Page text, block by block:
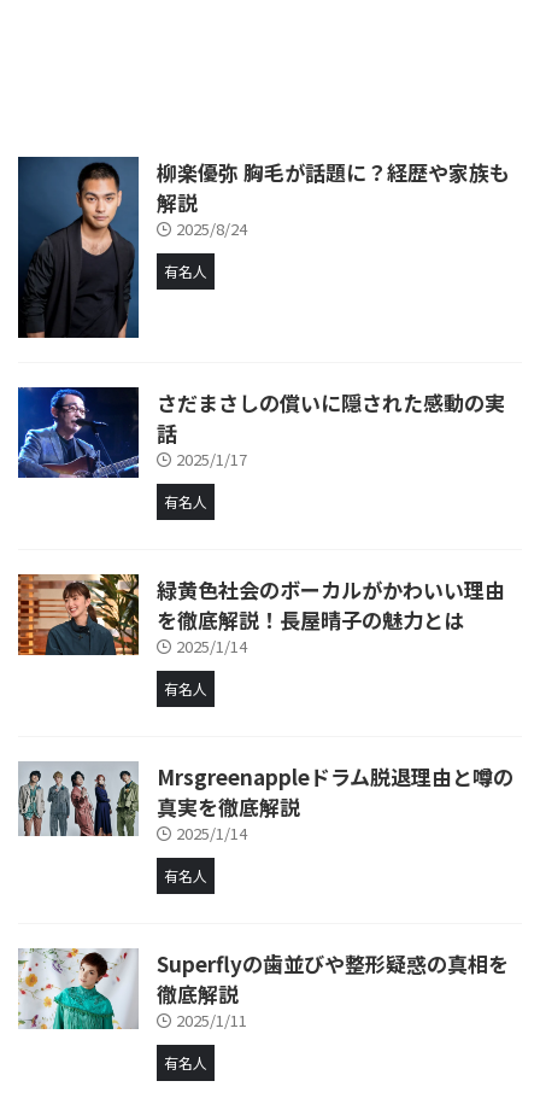
柳楽優弥 胸毛が話題に？経歴や家族も
解説
2025/8/24
有名人
さだまさしの償いに隠された感動の実
話
2025/1/17
有名人
緑黄色社会のボーカルがかわいい理由
を徹底解説！長屋晴子の魅力とは
2025/1/14
有名人
Mrsgreenappleドラム脱退理由と噂の
真実を徹底解説
2025/1/14
有名人
Superflyの歯並びや整形疑惑の真相を
徹底解説
2025/1/11
有名人